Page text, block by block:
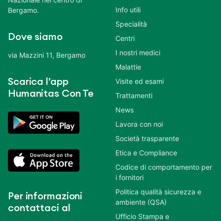
Bergamo.
Dove siamo
via Mazzini 11, Bergamo
Scarica l’app
Humanitas Con Te
Per informazioni
contattaci al
Info utili
Specialità
Centri
I nostri medici
Malattie
Visite ed esami
Trattamenti
News
Lavora con noi
Società trasparente
Etica e Compliance
Codice di comportamento per
i fornitori
Politica qualità sicurezza e
ambiente (QSA)
Ufficio Stampa e